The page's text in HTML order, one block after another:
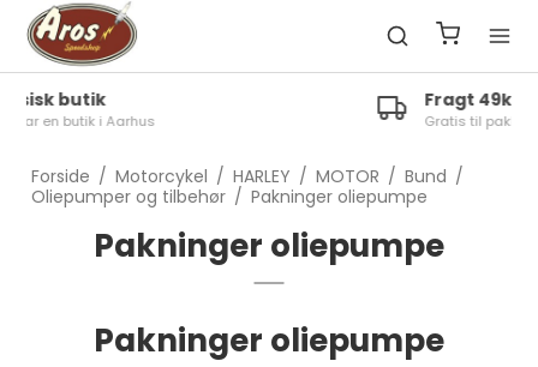
Gratis til pakkeshop ved køb over 1300kr.
Forside / Motorcykel / HARLEY / MOTOR / Bund /
Oliepumper og tilbehør / Pakninger oliepumpe
Pakninger oliepumpe
Pakninger oliepumpe